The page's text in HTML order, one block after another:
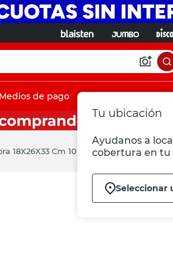
Tu ubicación
Ayudanos a
cobertura en tu
Seleccionar
Medios de pago
18X26X33 Cm 10 Lts Polipropileno